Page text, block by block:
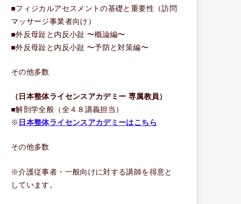
■フィジカルアセスメントの基礎と重要性（訪問
マッサージ事業者向け）
■外反母趾と内反小趾 〜概論編〜
■外反母趾と内反小趾 〜予防と対策編〜
その他多数
（日本整体ライセンスアカデミー 専属教員）
■解剖学全般（全４８講義担当）
※ 日本整体ライセンスアカデミーはこちら
その他多数
※介護従事者・一般向けに対する講師を得意と
しています。